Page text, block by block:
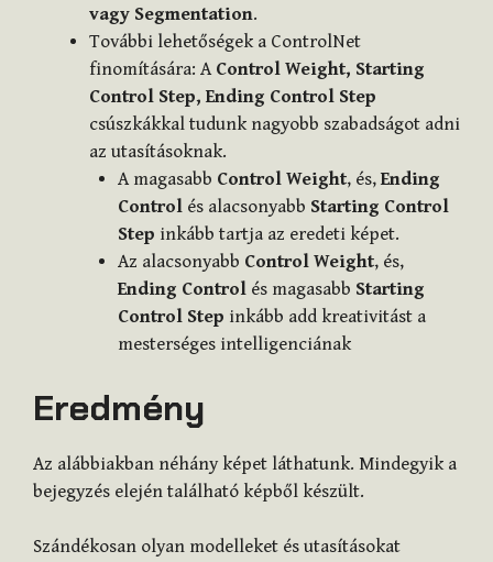
vagy Segmentation.
További lehetőségek a ControlNet
finomítására: A Control Weight, Starting
Control Step, Ending Control Step
csúszkákkal tudunk nagyobb szabadságot adni
az utasításoknak.
A magasabb Control Weight, és, Ending
Controlés alacsonyabb Starting Control
Step inkább tartja az eredeti képet.
Az alacsonyabb Control Weight, és,
Ending Controlés magasabb Starting
Control Step inkább add kreativitást a
mesterséges intelligenciának
Eredmény
Az alábbiakban néhány képet láthatunk. Mindegyik a
bejegyzés elején található képből készült.
Szándékosan olyan modelleket és utasításokat